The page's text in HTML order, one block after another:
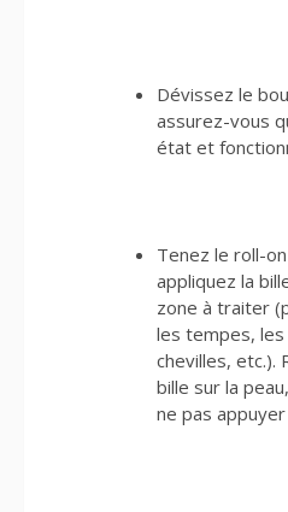
Dévissez le
assurez-vous
état et
Tenez le roll-
appliquez la
zone à traiter
les tempes,
chevilles, etc.).
bille sur la
ne pas